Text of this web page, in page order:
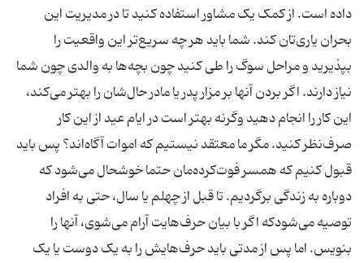
داده است. از کمک یک مشاور استفاده کنید تا در مدیریت این
بحران یاری‌تان کند. شما باید هر چه سریع‌تر این واقعیت را
بپذیرید و مراحل سوگ را طی کنید چون بچه‌ها به والدی چون شما
نیاز دارند. اگر بردن آنها بر مزار پدر یا مادر حال‌شان را بهتر می‌کند،
این کار را انجام دهید وگرنه بهتر است در ایام عید از این کار
صرف‌نظر کنید. مگر ما معتقد نیستیم که اموات آگاه‌اند؟ پس باید
قبول کنیم که همسر فوت‌کرده‌مان حتما خوشحال می‌شود که
دوباره به زندگی برگردیم. تا قبل از چهلم یا سال، حتی به افراد
توصیه می‌شودکه اگر با بیان حرف‌هایت آرام می‌شوی، آنها را
بنویس. اما پس از مدتی باید حرف‌هایش را به یک دوست یا یک